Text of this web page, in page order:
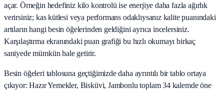
açar. Örneğin hedefiniz kilo kontrolü ise enerjiye daha fazla ağırlık
verirsiniz; kas kütlesi veya performans odaklıysanız kalite puanındaki
artıların hangi besin öğelerinden geldiğini ayrıca incelersiniz.
Karşılaştırma ekranındaki puan grafiği bu hızlı okumayı birkaç
saniyede mümkün hale getirir.
Besin öğeleri tablosuna geçtiğimizde daha ayrıntılı bir tablo ortaya
çıkıyor: Hazır Yemekler, Bisküvi, Jambonlu toplam 34 kalemde öne